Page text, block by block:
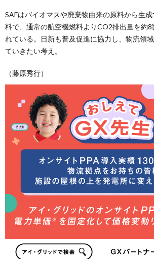
SAFはバイオマスや廃棄物由来の原料から生
料で、通常の航空機燃料よりCO2排出量を約8
れている。日新も普及促進に協力し、物流領
ていきたい考え。
（藤原秀行）